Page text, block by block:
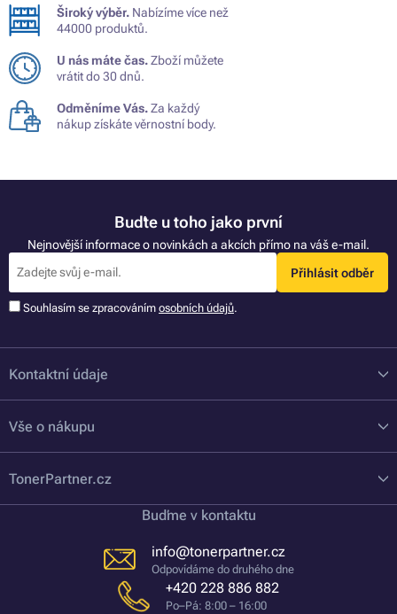
Široký výběr. Nabízíme více než
44000 produktů.
U nás máte čas.Zboží můžete
vrátit do 30 dnů.
Odměníme Vás.Za každý
nákup získáte věrnostní body.
Buďte u toho jako první
Nejnovější informace o novinkách a akcích přímo na váš e-mail.
Přihlásit odběr
Souhlasím se zpracováním osobních údajů.
Kontaktní údaje
Vše o nákupu
TonerPartner.cz
Buďme v kontaktu
info@tonerpartner.cz
Odpovídáme do druhého dne
+420 228 886 882
Po–Pá: 8:00 – 16:00